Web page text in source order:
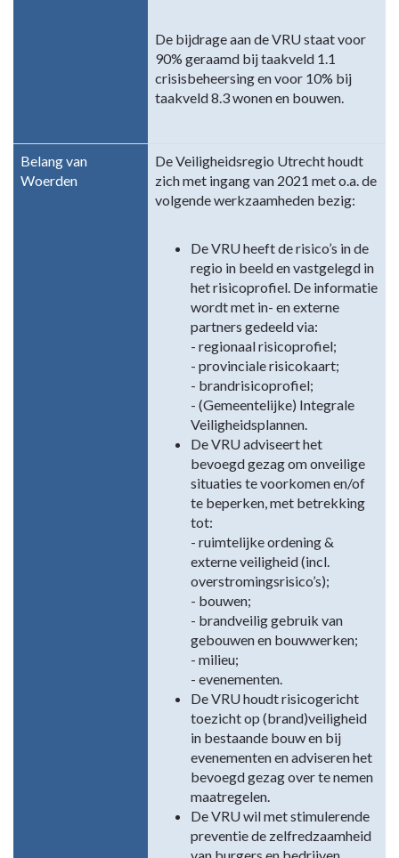
De bijdrage aan de VRU staat voor
90% geraamd bij taakveld 1.1
crisisbeheersing en voor 10% bij
taakveld 8.3 wonen en bouwen.
Belang van
Woerden
De Veiligheidsregio Utrecht houdt
zich met ingang van 2021 met o.a. de
volgende werkzaamheden bezig:
De VRU heeft de risico’s in de
regio in beeld en vastgelegd in
het risicoprofiel. De informatie
wordt met in- en externe
partners gedeeld via:
- regionaal risicoprofiel;
- provinciale risicokaart;
- brandrisicoprofiel;
- (Gemeentelijke) Integrale
Veiligheidsplannen.
De VRU adviseert het
bevoegd gezag om onveilige
situaties te voorkomen en/of
te beperken, met betrekking
tot:
- ruimtelijke ordening &
externe veiligheid (incl.
overstromingsrisico’s);
- bouwen;
- brandveilig gebruik van
gebouwen en bouwwerken;
- milieu;
- evenementen.
De VRU houdt risicogericht
toezicht op (brand)veiligheid
in bestaande bouw en bij
evenementen en adviseren het
bevoegd gezag over te nemen
maatregelen.
De VRU wil met stimulerende
preventie de zelfredzaamheid
van burgers en bedrijven